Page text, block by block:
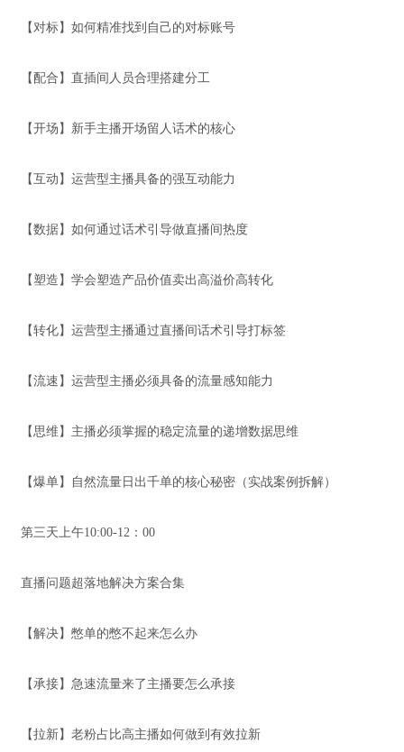
【对标】如何精准找到自己的对标账号
【配合】直插间人员合理搭建分工
【开场】新手主播开场留人话术的核心
【互动】运营型主播具备的强互动能力
【数据】如何通过话术引导做直播间热度
【塑造】学会塑造产品价值卖出高溢价高转化
【转化】运营型主播通过直播间话术引导打标签
【流速】运营型主播必须具备的流量感知能力
【思维】主播必须掌握的稳定流量的递增数据思维
【爆单】自然流量日出千单的核心秘密（实战案例拆解）
第三天上午10:00-12：00
直播问题超落地解决方案合集
【解决】憋单的憋不起来怎么办
【承接】急速流量来了主播要怎么承接
【拉新】老粉占比高主播如何做到有效拉新